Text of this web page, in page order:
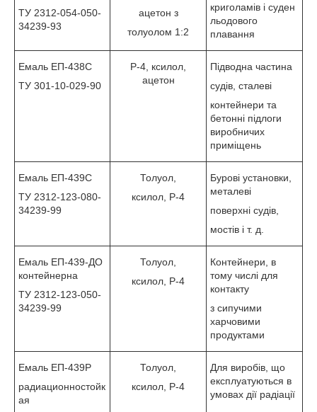
ТУ 2312-054-050-
34239-93
ацетон з
толуолом 1:2
криголамів і суден
льодового
плавання
Емаль ЕП-438С
ТУ 301-10-029-90
Р-4, ксилол,
ацетон
Підводна частина
судів, сталеві
контейнери та
бетонні підлоги
виробничих
приміщень
Емаль ЕП-439С
ТУ 2312-123-080-
34239-99
Толуол,
ксилол, Р-4
Бурові установки,
металеві
поверхні судів,
мостів і т. д.
Емаль ЕП-439-ДО
контейнерна
ТУ 2312-123-050-
34239-99
Толуол,
ксилол, Р-4
Контейнери, в
тому числі для
контакту
з сипучими
харчовими
продуктами
Емаль ЕП-439Р
радиационностойк
ая
Толуол,
ксилол, Р-4
Для виробів, що
експлуатуються в
умовах дії радіації